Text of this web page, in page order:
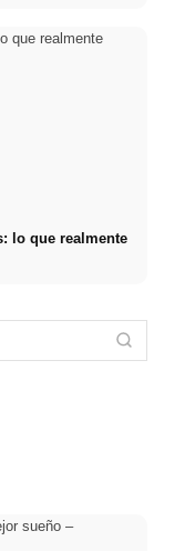
lo que realmente
los estudios en